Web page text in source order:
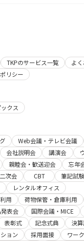
TKPのサービス一覧
よ
リシー
ックス
Web会議・テレビ会議
会社説明会 講演会
親睦会・歓送迎会
忘年
次会
CBT 筆記試験
レンタルオフィス
用
荷物保管・倉庫利用
表会 国際会議・MICE
表彰式 記念式典
決
ョン 採用面接
ワー